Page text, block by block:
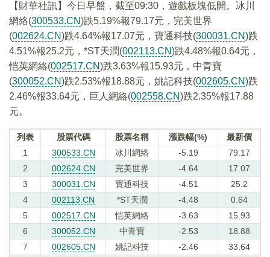
【財華社訊】今日早盤，截至09:30，遊戲板塊低開。冰川
網絡(300533.CN)跌5.19%報79.17元，完美世界
(002624.CN)跌4.64%報17.07元，寶通科技(300031.CN)跌
4.51%報25.2元，*ST天潤(002113.CN)跌4.48%報0.64元，
恺英網絡(002517.CN)跌3.63%報15.93元，中青寶
(300052.CN)跌2.53%報18.88元，姚記科技(002605.CN)跌
2.46%報33.64元，巨人網絡(002558.CN)跌2.35%報17.88
元。
列表 股票代碼 股票名稱 漲跌幅(%)
最新價
1
300533.CN 冰川網絡 -5.19
79.17
2
002624.CN 完美世界 -4.64
17.07
3
300031.CN 寶通科技 -4.51
25.2
4
002113.CN *ST天潤 -4.48
0.64
5
002517.CN 恺英網絡 -3.63
15.93
6
300052.CN 中青寶 -2.53
18.88
7
002605.CN 姚記科技 -2.46
33.64